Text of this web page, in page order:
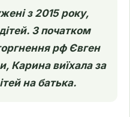
з 2015 року,
З початком
рф Євген
Карина виїхала за
на батька.